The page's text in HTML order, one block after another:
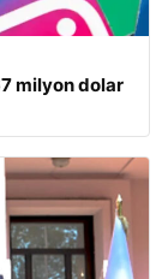
milyon dolar